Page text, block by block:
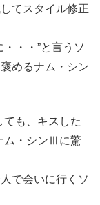
てスタイル修正
・・”と言うソ
めるナム・シン
ても、キスした
ム・シンⅢに驚
で会いに行くソ